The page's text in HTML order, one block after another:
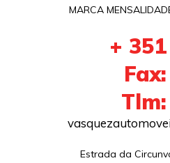
MARCA
+
Estrada da